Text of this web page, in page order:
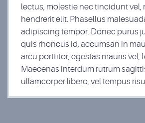
lectus, molestie nec tincidunt vel,
hendrerit elit. Phasellus
adipiscing tempor. Donec purus
quis rhoncus id, accumsan in
arcu porttitor, egestas mauris vel,
Maecenas interdum rutrum
ullamcorper libero, vel tempus